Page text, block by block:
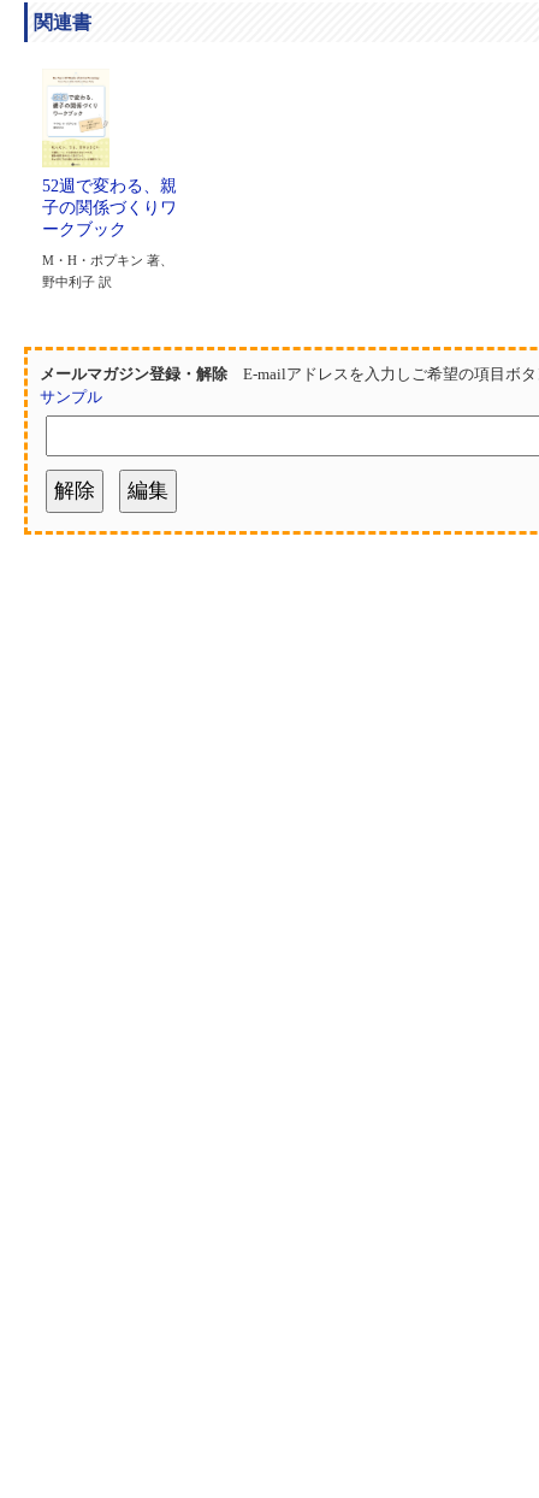
関連書
52週で変わる、親
子の関係づくりワ
ークブック
M・H・ポプキン 著、
野中利子 訳
メールマガジン登録・解除 E-mailアドレスを入力しご希望の項目ボ
サンプル